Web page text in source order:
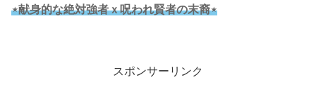
⋆献身的な絶対強者ｘ呪われ賢者の末裔⋆
スポンサーリンク